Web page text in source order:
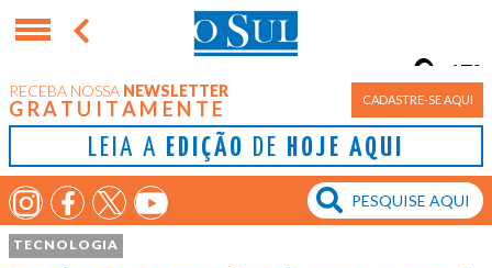
RECEBA NOSSA NEWSLETTER
GRATUITAMENTE CADASTRE-SE AQUI
LEIA A EDIÇÃO DE HOJE AQUI
Porto Alegre
17°
TECNOLOGIA